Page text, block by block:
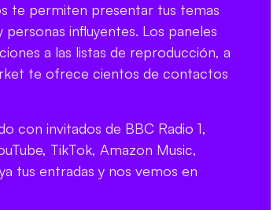
te permiten presentar tus temas
influyentes. Los paneles
a las listas de reproducción, a
te ofrece cientos de contactos
con invitados de BBC Radio 1,
TikTok, Amazon Music,
tus entradas y nos vemos en